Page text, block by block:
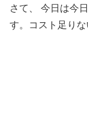
さて、 今日は今
す。コスト足りな